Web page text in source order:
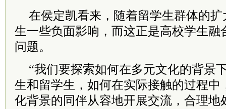
在侯定凯看来，随着留学生群体的
生一些负面影响，而这正是高校学生融
问题。
“我们要探索如何在多元文化的背景
生和留学生，如何在实际接触的过程中
化背景的同伴从容地开展交流，合理地